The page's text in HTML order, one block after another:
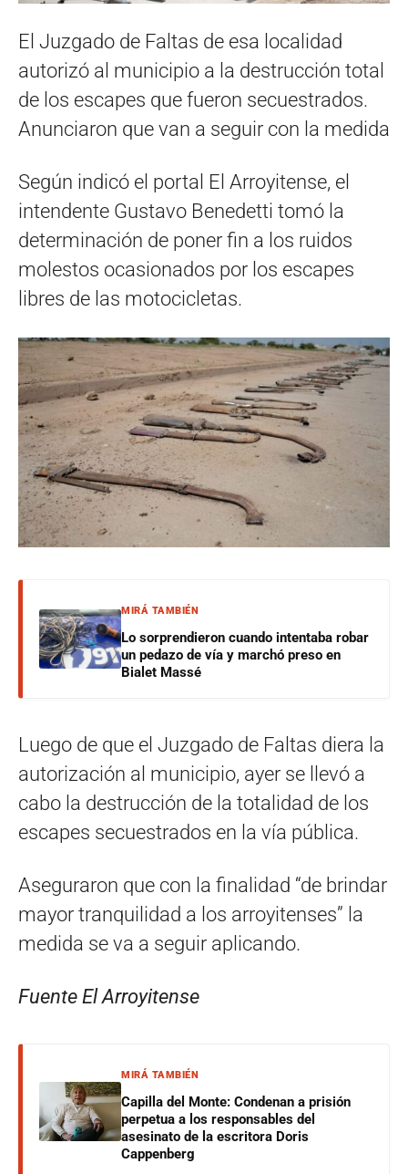
El Juzgado de Faltas de esa localidad
autorizó al municipio a la destrucción total
de los escapes que fueron secuestrados.
Anunciaron que van a seguir con la medida
Según indicó el portal El Arroyitense, el
intendente Gustavo Benedetti tomó la
determinación de poner fin a los ruidos
molestos ocasionados por los escapes
libres de las motocicletas.
MIRÁ TAMBIÉN
Lo sorprendieron cuando intentaba robar
un pedazo de vía y marchó preso en
Bialet Massé
Luego de que el Juzgado de Faltas diera la
autorización al municipio, ayer se llevó a
cabo la destrucción de la totalidad de los
escapes secuestrados en la vía pública.
Aseguraron que con la finalidad “de brindar
mayor tranquilidad a los arroyitenses” la
medida se va a seguir aplicando.
Fuente El Arroyitense
MIRÁ TAMBIÉN
Capilla del Monte: Condenan a prisión
perpetua a los responsables del
asesinato de la escritora Doris
Cappenberg